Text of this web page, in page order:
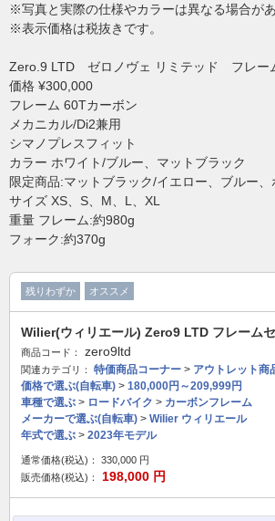
※写真と実際の仕様やカラーは異なる場合があ
※表示価格は税抜きです。
Zero.9 LTD ゼロノヴェ リミテッド フレー
価格 ¥300,000
フレーム 60Tカーボン
メカニカル/Di2兼用
シマノプレスフィット
カラー ホワイト/ブルー、マットブラック
限定商品:マットブラック/イエロー、ブルー、
サイズ XS、S、M、L、XL
重量 フレーム:約980g
フォーク:約370g
残りわずか オススメ
Wilier(ウィリエール) Zero9 LTD フレーム
商品コード： zero9ltd
関連カテゴリ： 特価商品コーナー > アウトレット商
価格で選ぶ(自転車) > 180,000円～209,999円
車種で選ぶ > ロードバイク > カーボンフレーム
メーカーで選ぶ(自転車) > Wilier ウィリエール
年式で選ぶ > 2023年モデル
通常価格(税込)： 330,000 円
販売価格(税込)：
198,000 円